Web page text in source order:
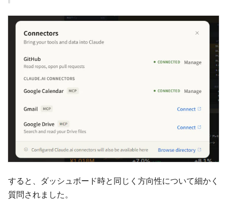
すると、ダッシュボード時と同じく方向性について細かく
質問されました。